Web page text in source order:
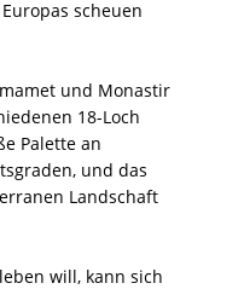
scheuen
und Monastir
18-Loch
Palette an
und das
Landschaft
will, kann sich